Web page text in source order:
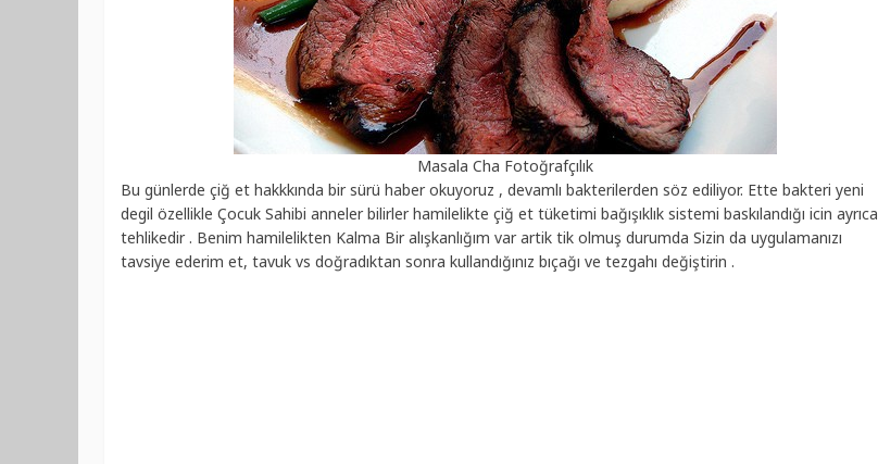
Masala Cha Fotoğrafçılık
Bu günlerde çiğ et hakkkında bir sürü haber okuyoruz , devamlı bakterilerden söz ediliyor. Ette bakteri yeni
degil özellikle Çocuk Sahibi anneler bilirler hamilelikte çiğ et tüketimi bağışıklık sistemi baskılandığı icin ayrıca
tehlikedir . Benim hamilelikten Kalma Bir alışkanlığım var artik tik olmuş durumda Sizin da uygulamanızı
tavsiye ederim et, tavuk vs doğradıktan sonra kullandığınız bıçağı ve tezgahı değiştirin .